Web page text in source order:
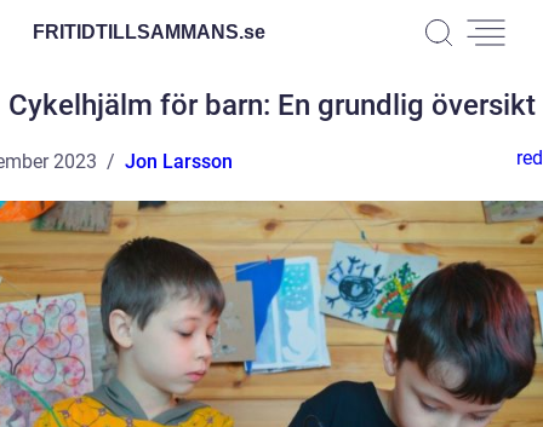
FRITIDTILLSAMMANS.se
Cykelhjälm för barn: En grundlig översikt
2023 Jon Larsson